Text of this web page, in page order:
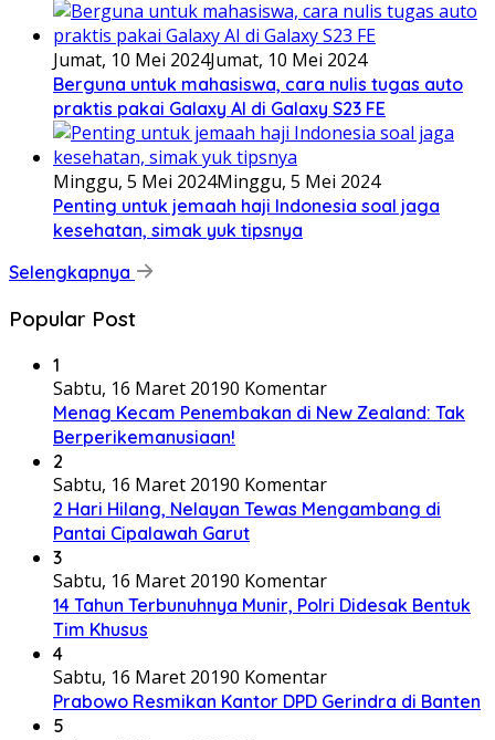
Jumat, 10 Mei 2024Jumat, 10 Mei 2024
Berguna untuk mahasiswa, cara nulis tugas auto
praktis pakai Galaxy AI di Galaxy S23 FE
Minggu, 5 Mei 2024Minggu, 5 Mei 2024
Penting untuk jemaah haji Indonesia soal jaga
kesehatan, simak yuk tipsnya
Selengkapnya
Popular Post
1
Sabtu, 16 Maret 20190 Komentar
Menag Kecam Penembakan di New Zealand: Tak
Berperikemanusiaan!
2
Sabtu, 16 Maret 20190 Komentar
2 Hari Hilang, Nelayan Tewas Mengambang di
Pantai Cipalawah Garut
3
Sabtu, 16 Maret 20190 Komentar
14 Tahun Terbunuhnya Munir, Polri Didesak Bentuk
Tim Khusus
4
Sabtu, 16 Maret 20190 Komentar
Prabowo Resmikan Kantor DPD Gerindra di Banten
5